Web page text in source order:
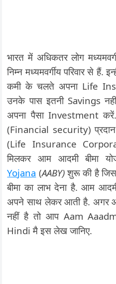
भारत में अधिकतर लोग
निम्न मध्यमवर्गीय परिवार से हैं.
कमी के चलते अपना Life
उनके पास इतनी Savings
अपना पैसा Investment
(Financial security)
(Life Insurance
मिलकर आम आदमी बीमा
Yojana (AABY)शुरू की है
बीमा का लाभ देना है. आम
अपने साथ लेकर आती है. अगर
नहीं है तो आप Aam
Hindi मै इस लेख जानिए.